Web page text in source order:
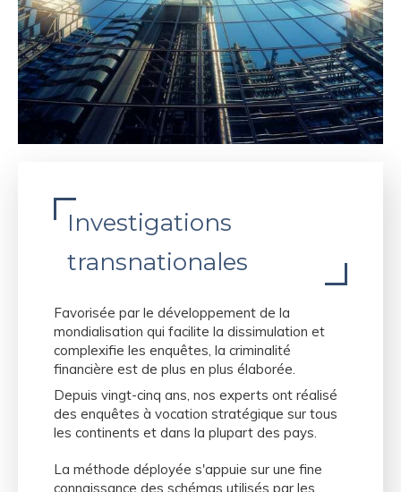
Investigations
transnationales
Favorisée par le développement de la
mondialisation qui facilite la dissimulation et
complexifie les enquêtes, la criminalité
financière est de plus en plus élaborée.
Depuis vingt-cinq ans, nos experts ont réalisé
des enquêtes à vocation stratégique sur tous
les continents et dans la plupart des pays.
La méthode déployée s'appuie sur une fine
connaissance des schémas utilisés par les